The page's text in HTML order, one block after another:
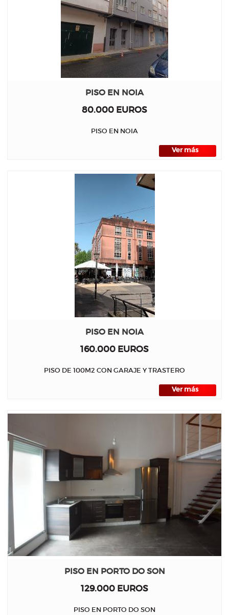
PISO EN NOIA
80.000 EUROS
PISO EN NOIA
Ver más
PISO EN NOIA
160.000 EUROS
PISO DE 100M2 CON GARAJE Y TRASTERO
Ver más
PISO EN PORTO DO SON
129.000 EUROS
PISO EN PORTO DO SON